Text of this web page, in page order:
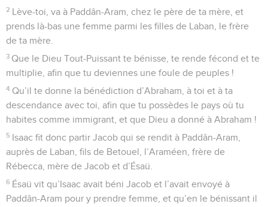
2 Lève-toi, va à Paddân-Aram, chez le père de ta mère, et
prends là-bas une femme parmi les filles de Laban, le frère
de ta mère.
3 Que le Dieu Tout-Puissant te bénisse, te rende fécond et te
multiplie, afin que tu deviennes une foule de peuples !
4 Qu’il te donne la bénédiction d’Abraham, à toi et à ta
descendance avec toi, afin que tu possèdes le pays où tu
habites comme immigrant, et que Dieu a donné à Abraham !
5 Isaac fit donc partir Jacob qui se rendit à Paddân-Aram,
auprès de Laban, fils de Betouel, l’Araméen, frère de
Rébecca, mère de Jacob et d’Ésaü.
6 Ésaü vit qu’Isaac avait béni Jacob et l’avait envoyé à
Paddân-Aram pour y prendre femme, et qu’en le bénissant il